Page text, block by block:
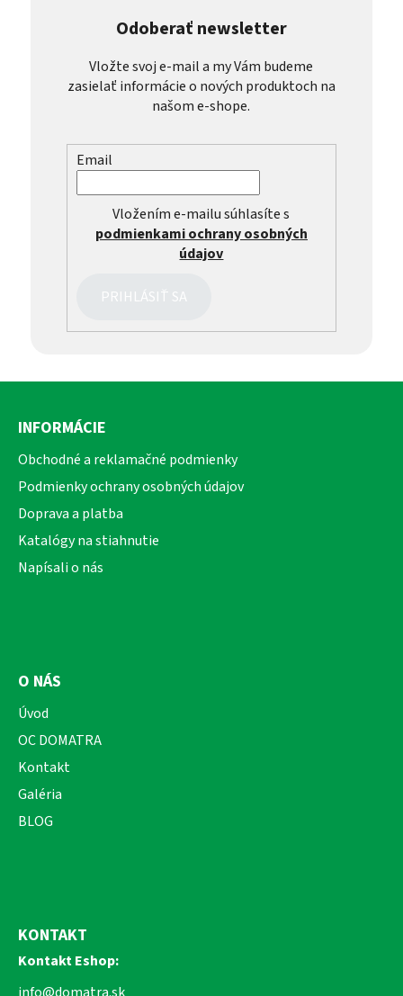
Odoberať newsletter
Vložte svoj e-mail a my Vám budeme
zasielať informácie o nových produktoch na
našom e-shope.
Email
Vložením e-mailu súhlasíte s
podmienkami ochrany osobných
údajov
PRIHLÁSIŤ SA
Z
INFORMÁCIE
Obchodné a reklamačné podmienky
Podmienky ochrany osobných údajov
Doprava a platba
Katalógy na stiahnutie
Napísali o nás
O NÁS
Úvod
OC DOMATRA
Kontakt
Galéria
BLOG
KONTAKT
Kontakt Eshop: